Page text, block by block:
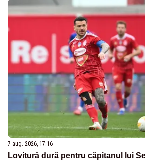
7 aug. 2026, 17:16
Lovitură dură pentru căpitanul lui